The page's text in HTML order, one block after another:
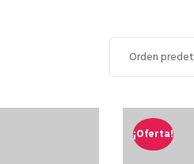
¡Oferta!